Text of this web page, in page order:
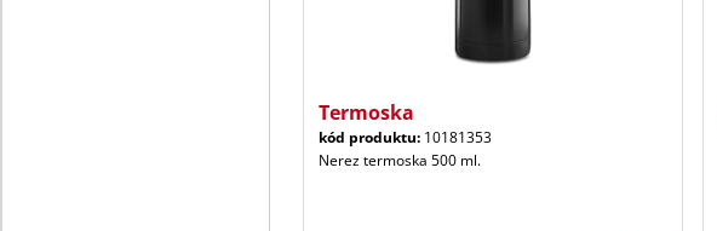
Termoska
kód produktu: 10181353
Nerez termoska 500 ml.